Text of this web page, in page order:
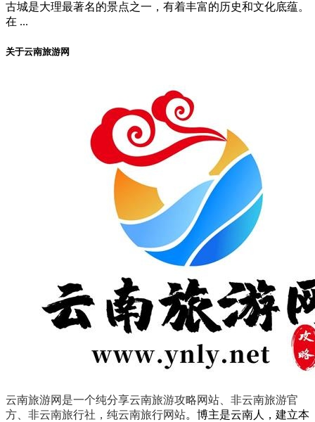
古城是大理最著名的景点之一，有着丰富的历史和文化底蕴。
在 ...
关于云南旅游网
云南旅游网是一个纯分享云南旅游攻略网站、非云南旅游官
方、非云南旅行社，纯云南旅行网站。 博主是云南人，建立本